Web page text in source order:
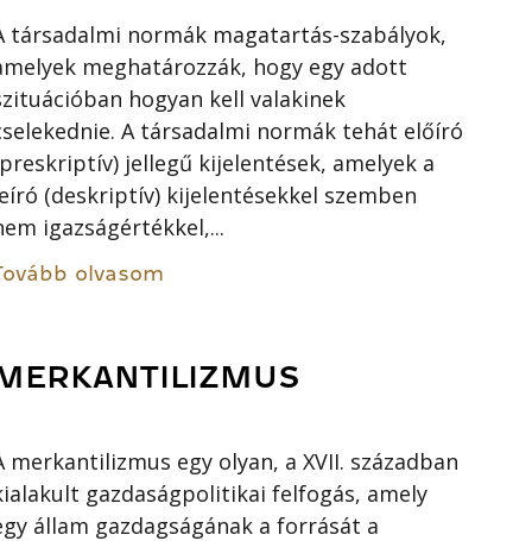
társadalmi normák magatartás-szabályok,
meghatározzák, hogy egy adott
hogyan kell valakinek
A társadalmi normák tehát előíró
jellegű kijelentések, amelyek a
(deskriptív) kijelentésekkel szemben
igazságértékkel,...
olvasom
MERKANTILIZMUS
merkantilizmus egy olyan, a XVII. században
gazdaságpolitikai felfogás, amely
állam gazdagságának a forrását a